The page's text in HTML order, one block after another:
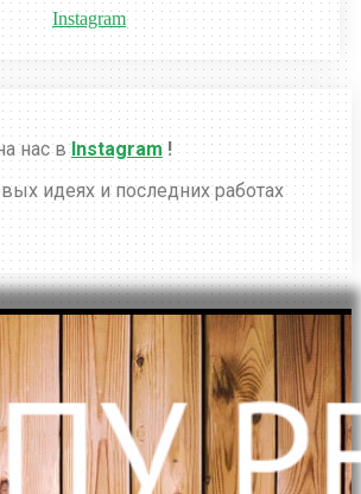
Instagram
нас в Instagram !
идеях и последних работах